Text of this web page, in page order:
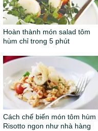
Hoàn thành món salad tôm
hùm chỉ trong 5 phút
Cách chế biến món tôm hùm
Risotto ngon như nhà hàng